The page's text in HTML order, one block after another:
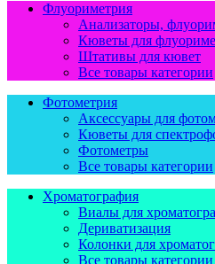
Флуориметрия
Анализаторы,
Кюветы для
Штативы для кювет
Все товары категории
Фотометрия
Аксессуары для
Кюветы для
Фотометры
Все товары категории
Хроматография
Виалы для
Дериватизация
Колонки для
Все товары категории